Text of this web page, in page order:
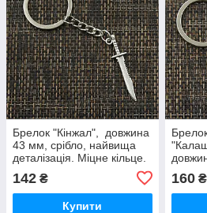
Брелок "Кінжал", довжина
43 мм, срібло, найвища
деталізація. Міцне кільце.
142 ₴
Купити
160₴